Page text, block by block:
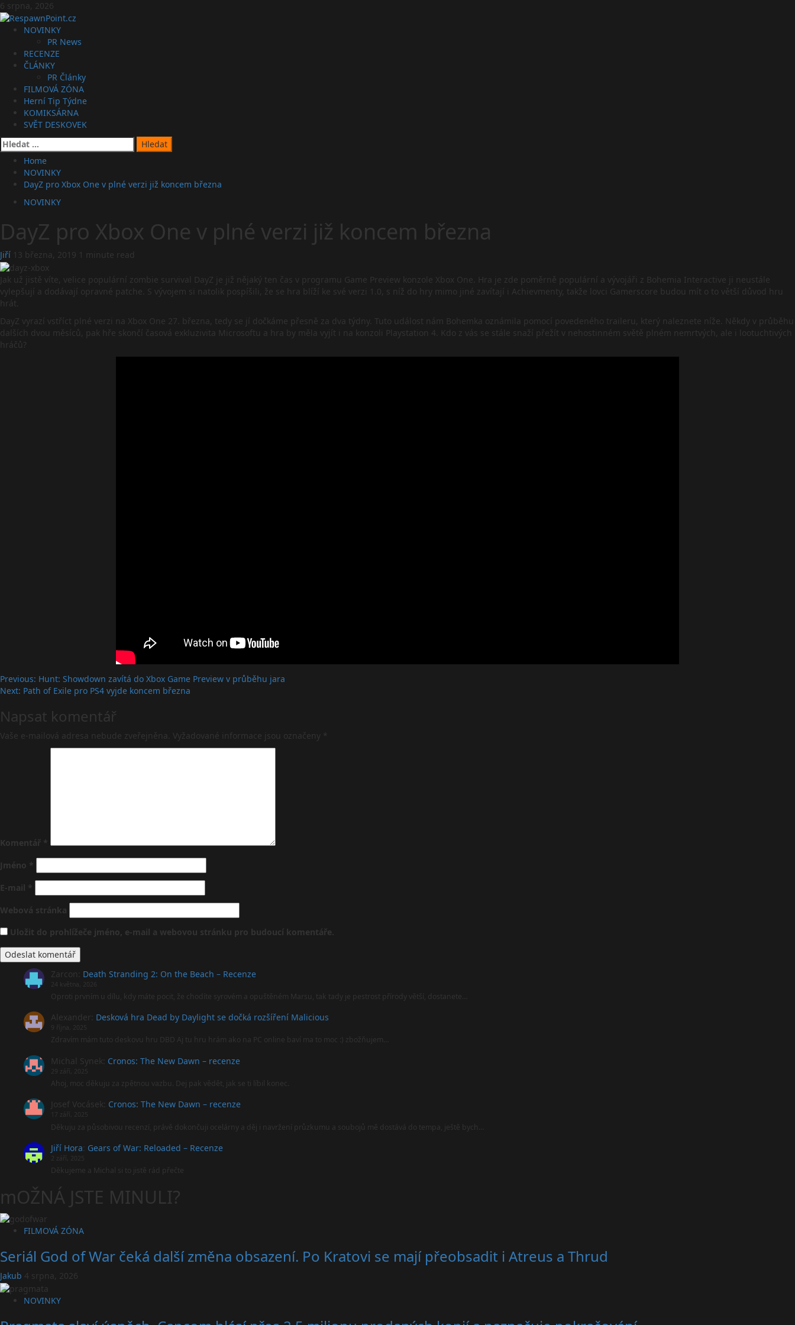
Skip
to
content
6 srpna, 2026
PrimaryNOVINKY
PR News
RECENZE
ČLÁNKY
PR Články
FILMOVÁ ZÓNA
Herní Tip Týdne
KOMIKSÁRNA
SVĚT DESKOVEK
Vyhledávání
Home
NOVINKY
DayZ pro Xbox One v plné verzi již koncem března
NOVINKY
DayZ pro Xbox One v plné verzi již koncem března
Jiří 13 března, 2019 1 minute read
Jak už jistě víte, velice populární zombie survival DayZ je již nějaký ten čas v programu Game Preview konzole Xbox One. Hra je zde poměrně populární a vývojáři z Bohemia Interactive ji neustále
vylepšují a dodávají opravné patche. S vývojem si natolik pospíšili, že se hra blíží ke své verzi 1.0, s níž do hry mimo jiné zavítají i Achievmenty, takže lovci Gamerscore budou mít o to větší důvod hru
hrát.
DayZ vyrazí vstříct plné verzi na Xbox One 27. března, tedy se jí dočkáme přesně za dva týdny. Tuto událost nám Bohemka oznámila pomocí povedeného traileru, který naleznete níže. Někdy v průběhu
dalších dvou měsíců, pak hře skončí časová exkluzivita Microsoftu a hra by měla vyjít i na konzoli Playstation 4. Kdo z vás se stále snaží přežít v nehostinném světě plném nemrtvých, ale i lootuchtivých
hráčů?
Post
navigation
Previous: Hunt: Showdown zavítá do Xbox Game Preview v průběhu jara
Next: Path of Exile pro PS4 vyjde koncem března
Napsat komentář
Vaše e-mailová adresa nebude zveřejněna. Vyžadované informace jsou označeny *
Komentář *
Jméno *
E-mail *
Webová stránka
Uložit do prohlížeče jméno, e-mail a webovou stránku pro budoucí komentáře.
Zarcon Death Stranding 2: On the Beach – Recenze
24 května, 2026
Oproti prvním u dílu, kdy máte pocit, že chodíte syrovém a opuštěném Marsu, tak tady je pestrost přírody větší, dostanete…
Alexander Desková hra Dead by Daylight se dočká rozšíření Malicious
9 října, 2025
Zdravím mám tuto deskovu hru DBD Aj tu hru hrám ako na PC online baví ma to moc :) zbožňujem…
Michal Synek Cronos: The New Dawn – recenze
29 září, 2025
Ahoj, moc děkuju za zpětnou vazbu. Dej pak vědět, jak se ti líbil konec.
Josef Vocásek Cronos: The New Dawn – recenze
17 září, 2025
Děkuju za působivou recenzí, právě dokončuji ocelárny a děj i navržení průzkumu a soubojů mě dostává do tempa, ještě bych…
Jiří Hora Gears of War: Reloaded – Recenze
2 září, 2025
Děkujeme a Michal si to jistě rád přečte
mOŽNÁ JSTE MINULI?
FILMOVÁ ZÓNA
Seriál God of War čeká další změna obsazení. Po Kratovi se mají přeobsadit i Atreus a Thrud
Jakub 4 srpna, 2026
NOVINKY